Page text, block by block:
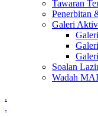
Tawaran
Penerbitan
Galeri
Soalan
Wadah
.
.